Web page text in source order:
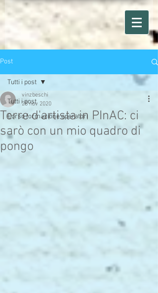
Post
Tutti i post
Corso formazione operatori
Tutti i post
Terre d'artista in PInAC: ci
sarò con un mio quadro di
pongo
vinzbeschi
28 nov 2020